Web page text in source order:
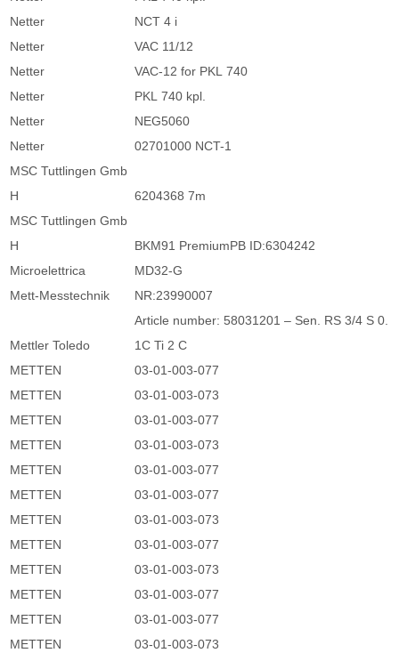
Netter
NCT 4 i
Netter
VAC 11/12
Netter
VAC-12 for PKL 740
Netter
PKL 740 kpl.
Netter
NEG5060
Netter
02701000 NCT-1
MSC Tuttlingen Gmb
H
6204368 7m
MSC Tuttlingen Gmb
H
BKM91 PremiumPB ID:6304242
Microelettrica
MD32-G
Mett-Messtechnik
NR:23990007
Mettler Toledo
Article number: 58031201 – Sen. RS 3/4 S 0.
1C Ti 2 C
METTEN
03-01-003-077
METTEN
03-01-003-073
METTEN
03-01-003-077
METTEN
03-01-003-073
METTEN
03-01-003-077
METTEN
03-01-003-077
METTEN
03-01-003-073
METTEN
03-01-003-077
METTEN
03-01-003-073
METTEN
03-01-003-077
METTEN
03-01-003-077
METTEN
03-01-003-073